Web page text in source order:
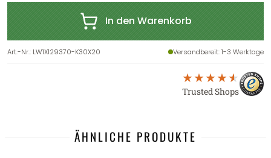
In den Warenkorb
Art.-Nr.: LW1X129370-K30X20 Versandbereit: 1-3 Werktage
Trusted Shops
ÄHNLICHE PRODUKTE